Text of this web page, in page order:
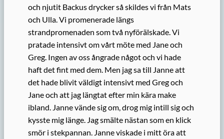
och njutit Backus drycker så skildes vi från Mats
och Ulla. Vi promenerade längs
strandpromenaden som två nyförälskade. Vi
pratade intensivt om vårt möte med Jane och
Greg. Ingen av oss ångrade något och vi hade
haft det fint med dem. Men jag sa till Janne att
det hade blivit väldigt intensivt med Greg och
Jane och att jag längtat efter min kära make
ibland. Janne vände sig om, drog mig intill sig och
kysste mig länge. Jag smälte nästan som en klick
smör i stekpannan. Janne viskade i mitt öra att